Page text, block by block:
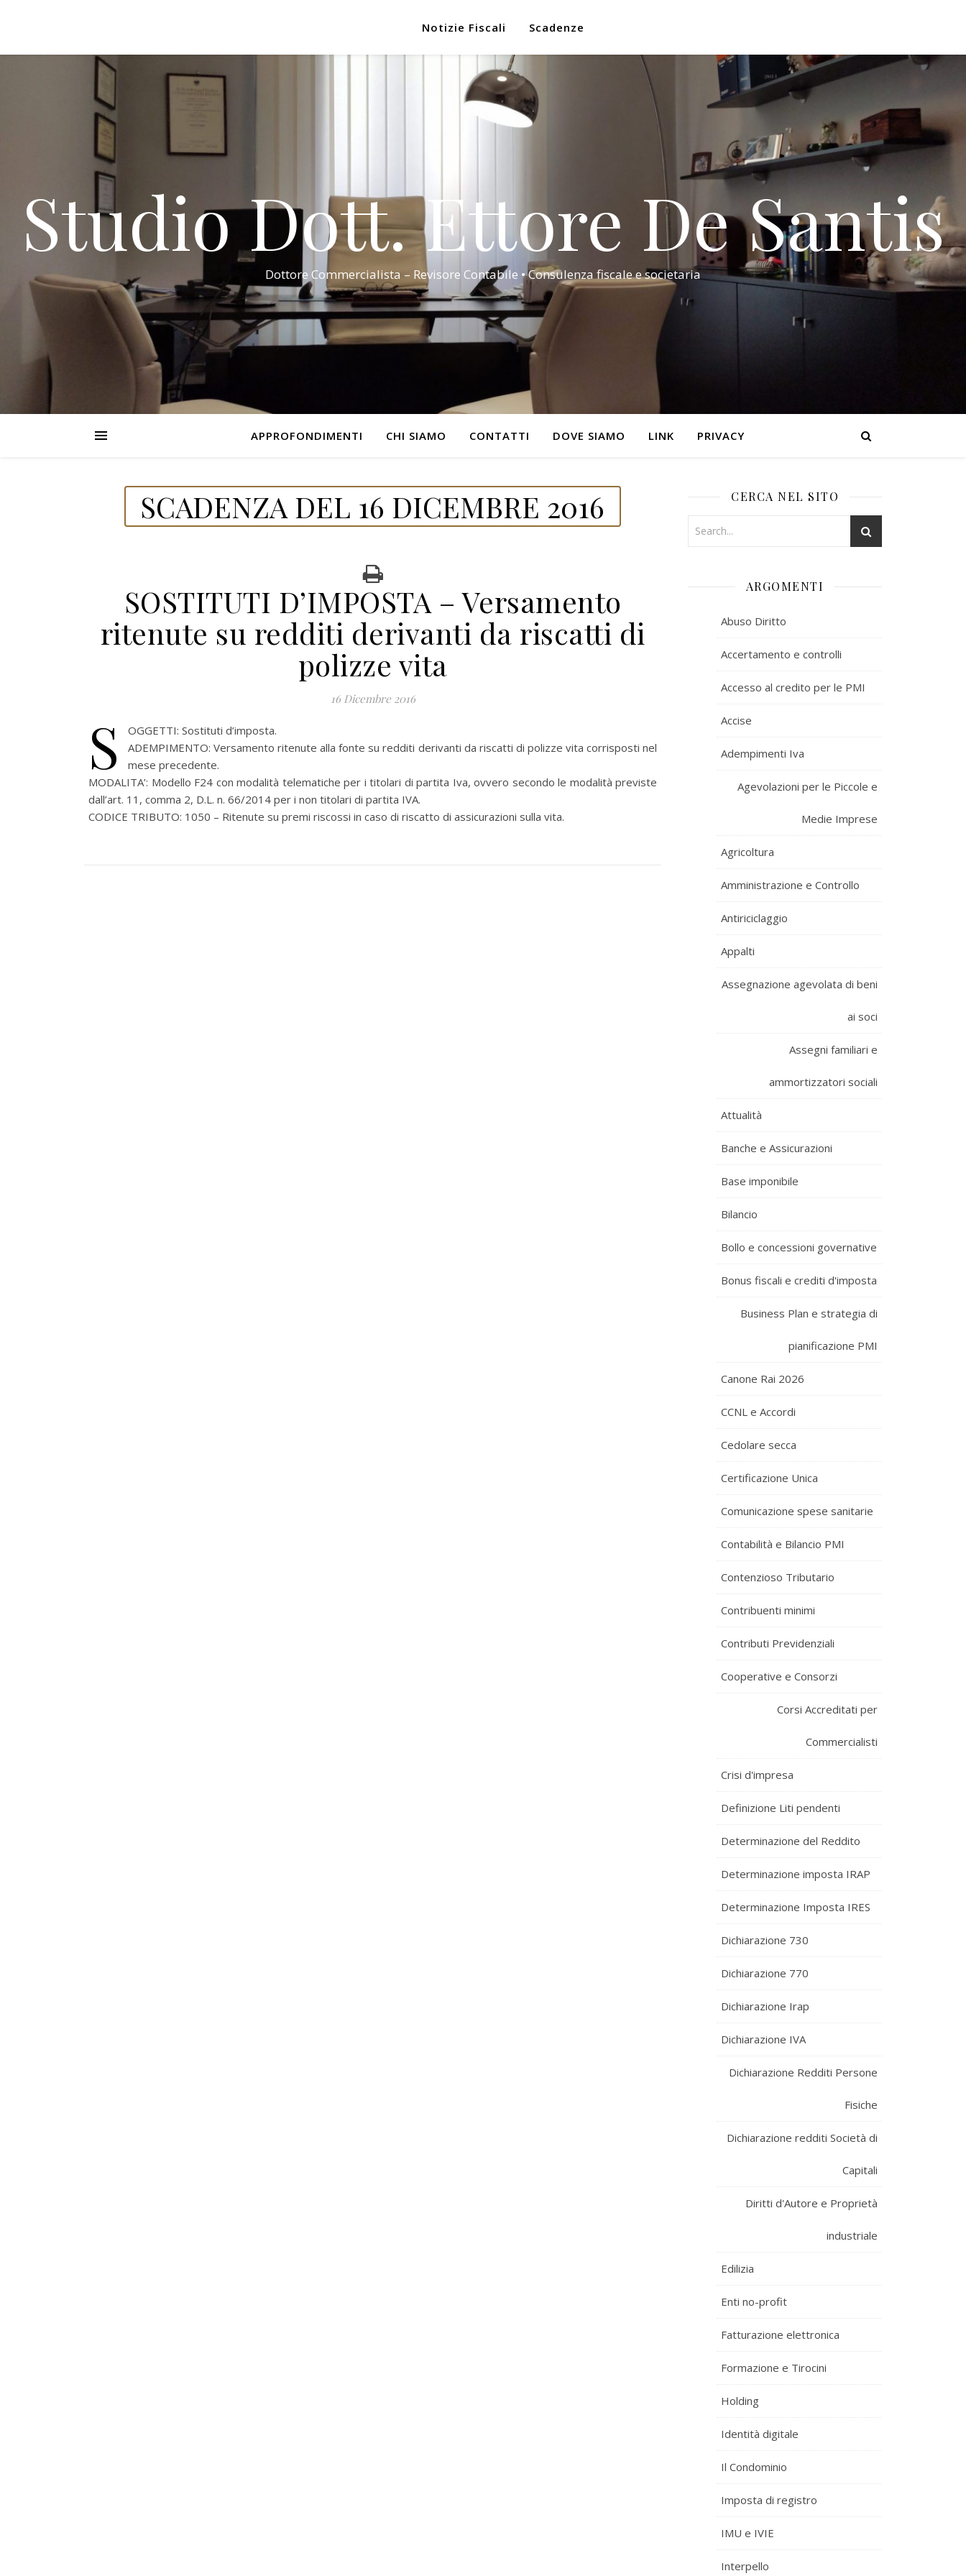
Notizie Fiscali Scadenze
Studio Dott. Ettore De Santis
Dottore Commercialista – Revisore Contabile • Consulenza fiscale e societaria
APPROFONDIMENTI CHI SIAMO CONTATTI DOVE SIAMO LINK PRIVACY
SCADENZA DEL 16 DICEMBRE 2016
SOSTITUTI D’IMPOSTA – Versamento
ritenute su redditi derivanti da riscatti di
polizze vita
16 Dicembre 2016
S
OGGETTI: Sostituti d’imposta.
ADEMPIMENTO: Versamento ritenute alla fonte su redditi derivanti da riscatti di polizze vita corrisposti nel
mese precedente.
MODALITA’: Modello F24 con modalità telematiche per i titolari di partita Iva, ovvero secondo le modalità previste
dall’art. 11, comma 2, D.L. n. 66/2014 per i non titolari di partita IVA.
CODICE TRIBUTO: 1050 – Ritenute su premi riscossi in caso di riscatto di assicurazioni sulla vita.
CERCA NEL SITO
ARGOMENTI
Abuso Diritto
Accertamento e controlli
Accesso al credito per le PMI
Accise
Adempimenti Iva
Agevolazioni per le Piccole e
Medie Imprese
Agricoltura
Amministrazione e Controllo
Antiriciclaggio
Appalti
Assegnazione agevolata di beni
ai soci
Assegni familiari e
ammortizzatori sociali
Attualità
Banche e Assicurazioni
Base imponibile
Bilancio
Bollo e concessioni governative
Bonus fiscali e crediti d'imposta
Business Plan e strategia di
pianificazione PMI
Canone Rai 2026
CCNL e Accordi
Cedolare secca
Certificazione Unica
Comunicazione spese sanitarie
Contabilità e Bilancio PMI
Contenzioso Tributario
Contribuenti minimi
Contributi Previdenziali
Cooperative e Consorzi
Corsi Accreditati per
Commercialisti
Crisi d'impresa
Definizione Liti pendenti
Determinazione del Reddito
Determinazione imposta IRAP
Determinazione Imposta IRES
Dichiarazione 730
Dichiarazione 770
Dichiarazione Irap
Dichiarazione IVA
Dichiarazione Redditi Persone
Fisiche
Dichiarazione redditi Società di
Capitali
Diritti d'Autore e Proprietà
industriale
Edilizia
Enti no-profit
Fatturazione elettronica
Formazione e Tirocini
Holding
Identità digitale
Il Condominio
Imposta di registro
IMU e IVIE
Interpello